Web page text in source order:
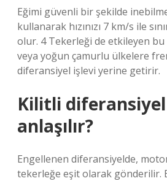
Eğimi güvenli bir şekilde
kullanarak hızınızı 7 km/s ile
olur. 4 Tekerleği de etkileyen
veya yoğun çamurlu ülkelere
diferansiyel işlevi yerine getirir.
Kilitli diferansiyel
anlaşılır?
Engellenen diferansiyelde,
tekerleğe eşit olarak gönderilir.